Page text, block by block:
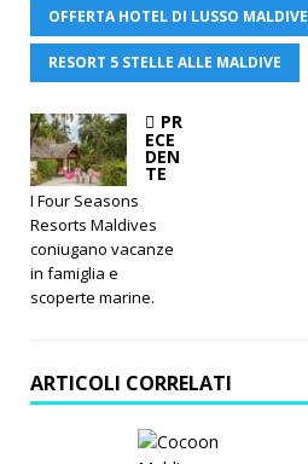
OFFERTA HOTEL DI LUSSO MALDIVE
RESORT 5 STELLE ALLE MALDIVE
PR
ECE
DEN
TE
I Four Seasons
Resorts Maldives
coniugano vacanze
in famiglia e
scoperte marine.
ARTICOLI CORRELATI